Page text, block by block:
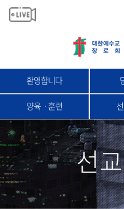
환영합니다
양육ㆍ훈련
선